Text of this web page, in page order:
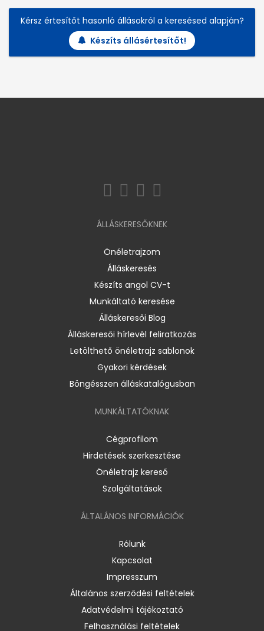
Kérsz értesítőt hasonló állásokról a keresésed alapján?
Készíts állásértesítőt!
ÁLLÁSKERESŐKNEK
Önéletrajzom
Álláskeresés
Készíts angol CV-t
Munkáltató keresése
Álláskeresői Blog
Álláskeresői hírlevél feliratkozás
Letölthető önéletrajz sablonok
Gyakori kérdések
Böngésszen álláskatalógusban
MUNKÁLTATÓKNAK
Cégprofilom
Hirdetések szerkesztése
Önéletrajz kereső
Szolgáltatások
ÁLTALÁNOS INFORMÁCIÓK
Rólunk
Kapcsolat
Impresszum
Általános szerződési feltételek
Adatvédelmi tájékoztató
Felhasználási feltételek